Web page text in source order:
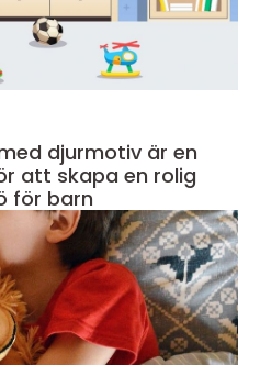
djurmotiv är en
att skapa en rolig
för barn